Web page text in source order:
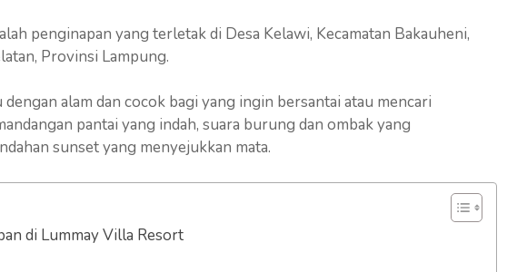
penginapan yang terletak di Desa Kelawi, Kecamatan Bakauheni,
Provinsi Lampung.
alam dan cocok bagi yang ingin bersantai atau mencari
pantai yang indah, suara burung dan ombak yang
sunset yang menyejukkan mata.
di Lummay Villa Resort